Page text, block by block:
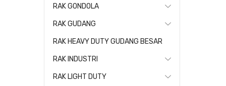
RAK GONDOLA
RAK GUDANG
RAK HEAVY DUTY GUDANG BESAR
RAK INDUSTRI
RAK LIGHT DUTY